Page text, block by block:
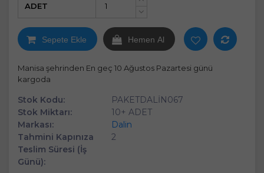
+
ADET
Sepete Ekle Hemen Al
Manisa şehrinden En geç 10 Ağustos Pazartesi günü
kargoda
Stok Kodu:
PAKETDALİN067
Stok Miktarı:
10+ ADET
Markası:
Dalin
Tahmini Kapınıza
Teslim Süresi (İş
Günü):
2